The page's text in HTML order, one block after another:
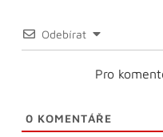
Odebírat
Pro
0 KOMENTÁŘE